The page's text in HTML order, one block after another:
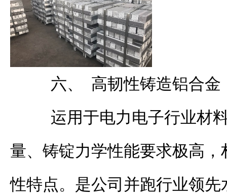
六、 高韧性铸造铝合金
运用于电力电子行业材
量、铸锭力学性能要求极高
性特点。是公司并跑行业领